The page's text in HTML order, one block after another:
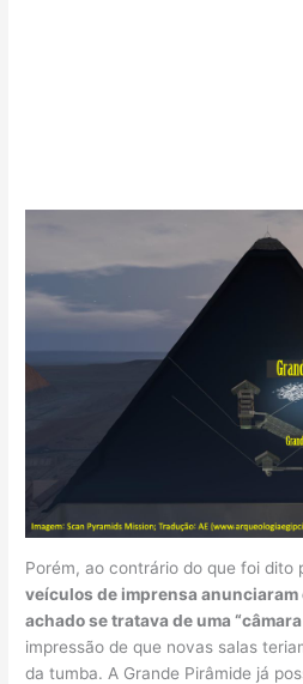
Porém, ao contrário do que foi dito
veículos de imprensa
achado se tratava de uma
impressão de que novas salas
da tumba. A Grande Pirâmide já